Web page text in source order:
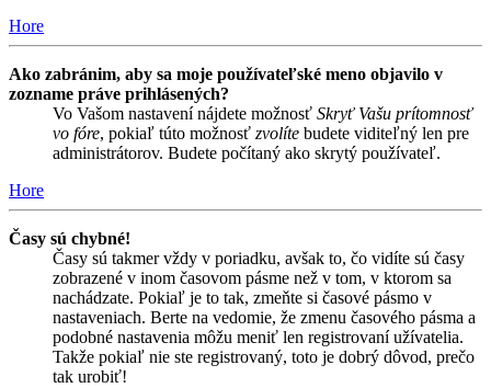
Hore
Ako zabránim, aby sa moje používateľské meno objavilo v
zozname práve prihlásených?
Vo Vašom nastavení nájdete možnosť Skryť Vašu prítomnosť
vo fóre, pokiaľ túto možnosť zvolíte budete viditeľný len pre
administrátorov. Budete počítaný ako skrytý používateľ.
Hore
Časy sú chybné!
Časy sú takmer vždy v poriadku, avšak to, čo vidíte sú časy
zobrazené v inom časovom pásme než v tom, v ktorom sa
nachádzate. Pokiaľ je to tak, zmeňte si časové pásmo v
nastaveniach. Berte na vedomie, že zmenu časového pásma a
podobné nastavenia môžu meniť len registrovaní užívatelia.
Takže pokiaľ nie ste registrovaný, toto je dobrý dôvod, prečo
tak urobiť!